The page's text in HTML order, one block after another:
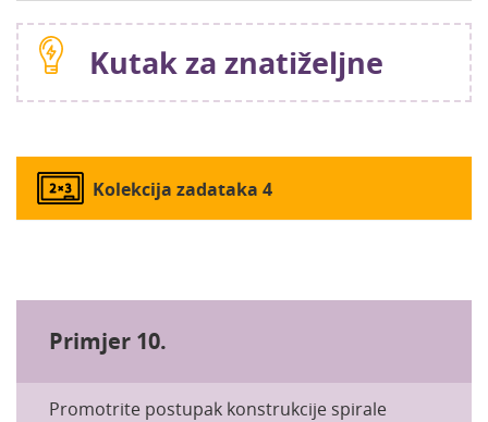
Kutak za znatiželjne
Kolekcija zadataka 4
Primjer 10.
Promotrite postupak konstrukcije spirale